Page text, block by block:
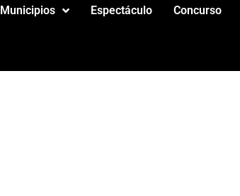
Municipios Espectáculo Concurso